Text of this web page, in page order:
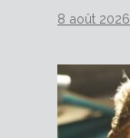
8 août 2026